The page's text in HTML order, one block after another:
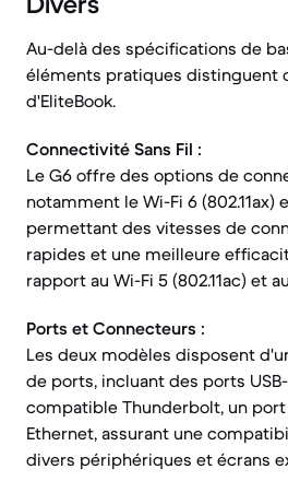
Au-delà des spécifications de
éléments pratiques distinguent
d'EliteBook.
Connectivité Sans Fil :
Le G6 offre des options de
notamment le Wi-Fi 6 (802.11ax)
permettant des vitesses de
rapides et une meilleure
rapport au Wi-Fi 5 (802.11ac) et
Ports et Connecteurs :
Les deux modèles disposent
de ports, incluant des ports
compatible Thunderbolt, un
Ethernet, assurant une
divers périphériques et écrans